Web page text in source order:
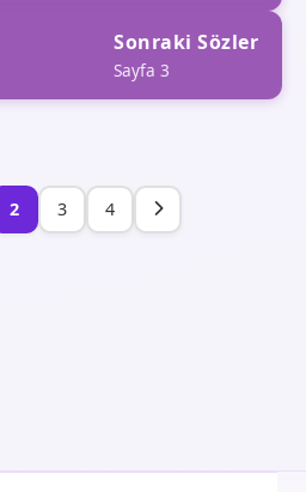
Sonraki Sözler
Sayfa 3
2 3 4